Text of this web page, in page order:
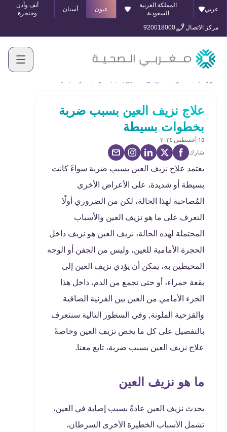
عربي
المملكة العربية
السعودية
عيون أسنان
أنف وأذن
وحنجرة
مركز الاتصال
920018000
علاج نزيف العين بسبب ضربة
بخطوات بسيطة
١٥ أغسطس ٢٠٢٤
شارك
يعتمد علاج نزيف العين بسبب ضربة سواءً كانت
بسيطة أو شديدة، على الأعراض الأخرى
المُصاحبة لهذا الحالة، لكن من الضروري أولًا
التعرف على ما هو نزيف العين والأسباب
المحتملة لهذه الحالة، نزيف العين هو نزيف داخل
الحجرة الأمامية للعين، وليس من الجفن أو الوجه
المحيطين به، يمكن أن يؤدي نزيف العين إلى
بقعة حمراء، أو حتى تجمع من الدم، داخل هذا
الجزء الأمامي من العين بين القرنية الصافية
والقزحية الملونة, وفي السطور التالية سنتعرف
بالتفصيل على كل ما يخص نزيف العين وخاصةً
علاج نزيف العين بسبب ضربة، تابع معنا.
ما هو نزيف العين
يحدث نزيف العين عادةً بسبب إصابة في العين،
تشمل الأسباب الخطيرة الأخرى السرطان،